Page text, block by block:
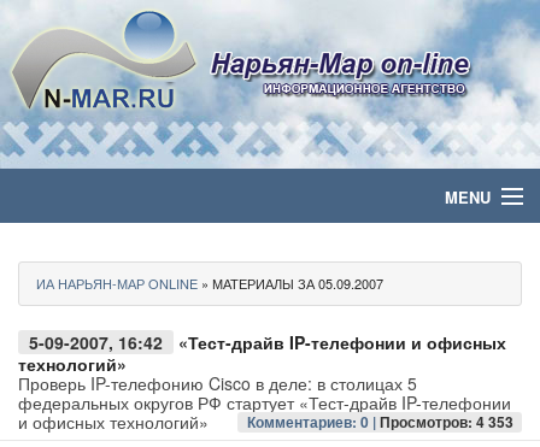
MENU
Политика
Бизнес
Общество
ИА НАРЬЯН-МАР ONLINE » МАТЕРИАЛЫ ЗА 05.09.2007
5-09-2007, 16:42
«Тест-драйв IP-телефонии и офисных
технологий»
Проверь IP-телефонию Cisco в деле: в столицах 5
федеральных округов РФ стартует «Тест-драйв IP-телефонии
и офисных технологий»
Комментариев: 0 |Просмотров: 4 353